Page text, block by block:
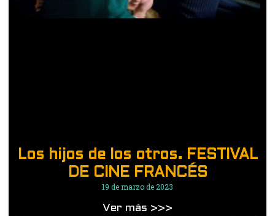
Los hijos de los otros. FESTIVAL
DE CINE FRANCÉS
19 de marzo de 2023
Ver más >>>